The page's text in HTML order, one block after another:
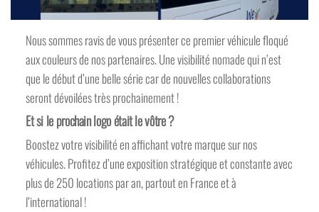
Nous sommes ravis de vous présenter ce premier véhicule floqué
aux couleurs de nos partenaires. Une visibilité nomade qui n’est
que le début d’une belle série car de nouvelles collaborations
seront dévoilées très prochainement !
Et si le prochain logo était le vôtre ?
Boostez votre visibilité en affichant votre marque sur nos
véhicules. Profitez d’une exposition stratégique et constante avec
plus de 250 locations par an, partout en France et à
l’international !